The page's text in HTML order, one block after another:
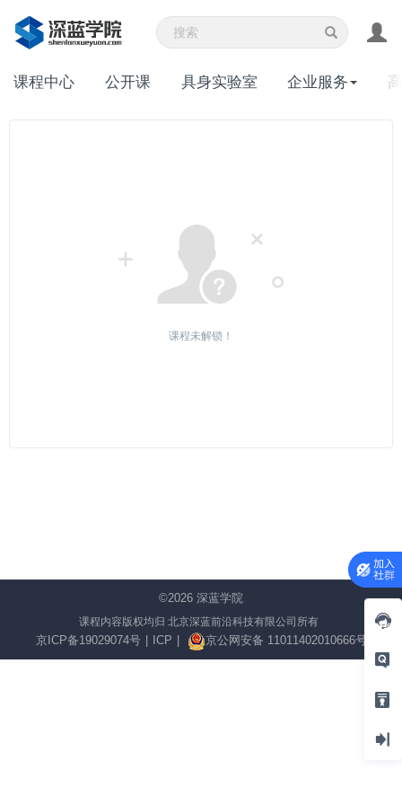
课程中心 公开课 具身实验室 企业服务
课程未解锁！
©2026 深蓝学院
课程内容版权均归 北京深蓝前沿科技有限公司所有
京ICP备19029074号 ICP 京公网安备 11011402010666号